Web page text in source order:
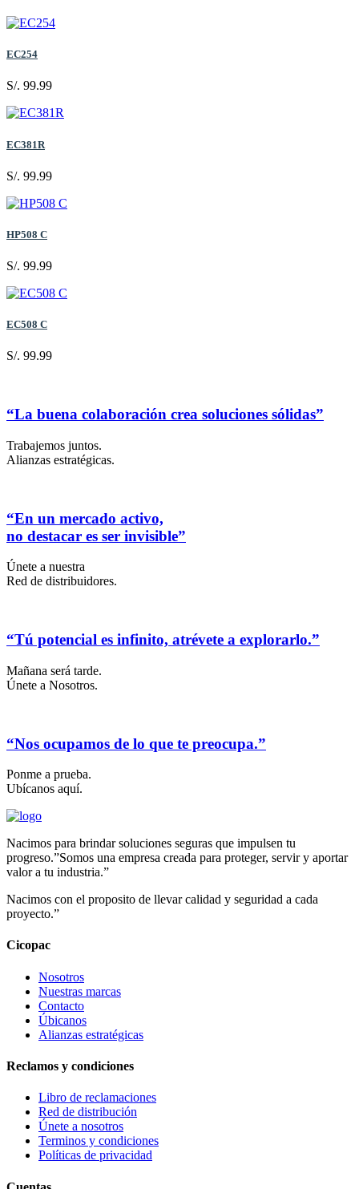
EC254
S/. 99.99
EC381R
S/. 99.99
HP508 C
S/. 99.99
EC508 C
S/. 99.99
“La buena colaboración crea soluciones sólidas”
Trabajemos juntos.
Alianzas estratégicas.
“En un mercado activo,
no destacar es ser invisible”
Únete a nuestra
Red de distribuidores.
“Tú potencial es infinito, atrévete a explorarlo.”
Mañana será tarde.
Únete a Nosotros.
“Nos ocupamos de lo que te preocupa.”
Ponme a prueba.
Ubícanos aquí.
Nacimos para brindar soluciones seguras que impulsen tu
progreso.”Somos una empresa creada para proteger, servir y aportar
valor a tu industria.”
Nacimos con el proposito de llevar calidad y seguridad a cada
proyecto.”
Cicopac
Nosotros
Nuestras marcas
Contacto
Úbicanos
Alianzas estratégicas
Reclamos y condiciones
Libro de reclamaciones
Red de distribución
Únete a nosotros
Terminos y condiciones
Políticas de privacidad